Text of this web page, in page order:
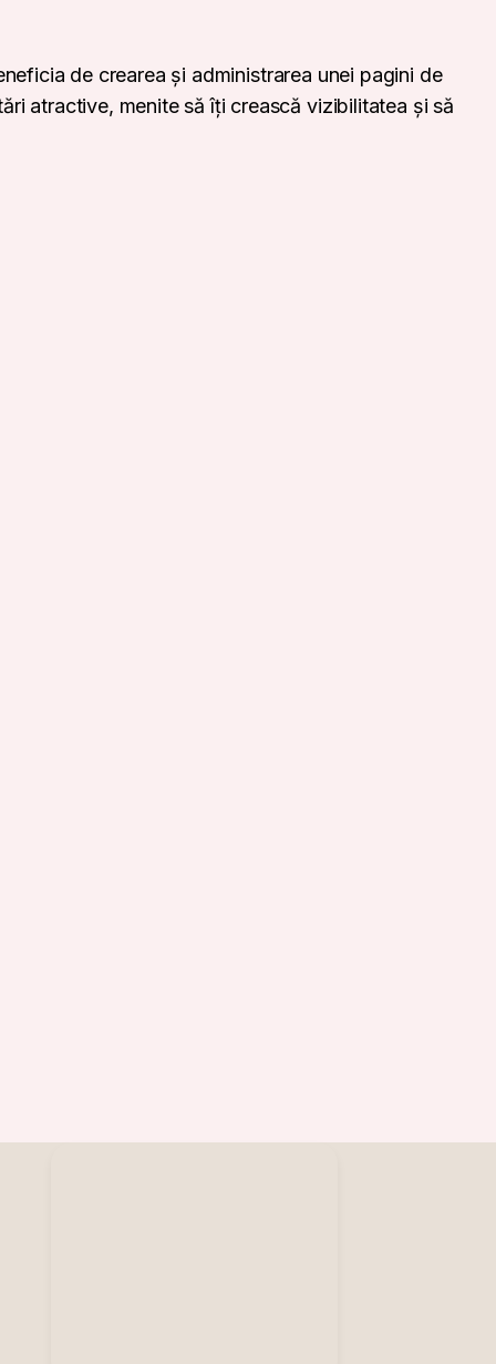
de crearea și administrarea unei pagini de
atractive, menite să îți crească vizibilitatea și să